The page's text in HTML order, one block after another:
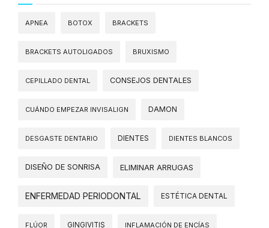
APNEA BOTOX BRACKETS
BRACKETS AUTOLIGADOS BRUXISMO
CEPILLADO DENTAL CONSEJOS DENTALES
CUÁNDO EMPEZAR INVISALIGN DAMON
DESGASTE DENTARIO DIENTES DIENTES BLANCOS
DISEÑO DE SONRISA ELIMINAR ARRUGAS
ENFERMEDAD PERIODONTAL ESTÉTICA DENTAL
FLÚOR GINGIVITIS INFLAMACIÓN DE ENCÍAS